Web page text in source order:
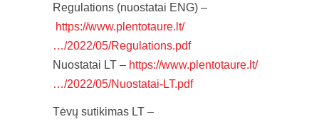
Regulations (nuostatai ENG) –
https://www.plentotaure.lt/
…/2022/05/Regulations.pdf
Nuostatai LT – https://www.plentotaure.lt/
…/2022/05/Nuostatai-LT.pdf
Tėvų sutikimas LT –